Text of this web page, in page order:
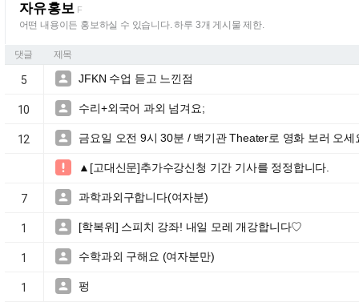
자유홍보 F
어떤 내용이든 홍보하실 수 있습니다. 하루 3개 게시물 제한.
댓글 제목
5  JFKN 수업 듣고 느낀점
10  수리+외국어 과외 넘겨요;
12  금요일 오전 9시 30분 / 백기관 Theater로 영화 보러 오세
 ▲[고대신문]추가수강신청 기간 기사를 정정합니다.
7  과학과외구합니다(여자분)
1  [학복위] 스피치 강좌! 내일 모레 개강합니다♡
1  수학과외 구해요 (여자분만)
1  펑